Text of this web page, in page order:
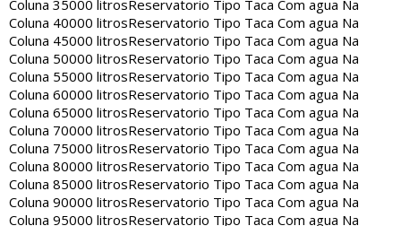
Coluna 35000 litrosReservatorio Tipo Taca Com agua Na
Coluna 40000 litrosReservatorio Tipo Taca Com agua Na
Coluna 45000 litrosReservatorio Tipo Taca Com agua Na
Coluna 50000 litrosReservatorio Tipo Taca Com agua Na
Coluna 55000 litrosReservatorio Tipo Taca Com agua Na
Coluna 60000 litrosReservatorio Tipo Taca Com agua Na
Coluna 65000 litrosReservatorio Tipo Taca Com agua Na
Coluna 70000 litrosReservatorio Tipo Taca Com agua Na
Coluna 75000 litrosReservatorio Tipo Taca Com agua Na
Coluna 80000 litrosReservatorio Tipo Taca Com agua Na
Coluna 85000 litrosReservatorio Tipo Taca Com agua Na
Coluna 90000 litrosReservatorio Tipo Taca Com agua Na
Coluna 95000 litrosReservatorio Tipo Taca Com agua Na